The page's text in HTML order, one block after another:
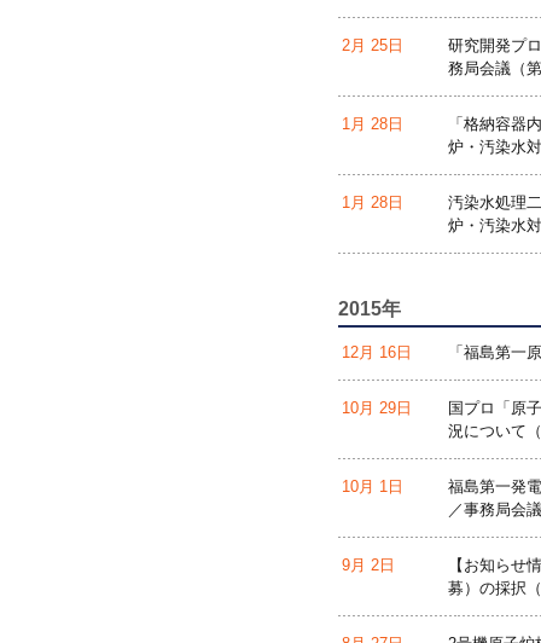
2月 25日
研究開発プ
務局会議（
1月 28日
「格納容器
炉・汚染水
1月 28日
汚染水処理
炉・汚染水
2015年
12月 16日 「福島第一
10月 29日
国プロ「原
況について
10月 1日
福島第一発
／事務局会
9月 2日
【お知らせ
募）の採択